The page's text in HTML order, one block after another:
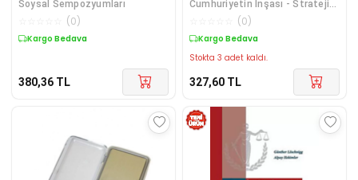
Soysal Sempozyumları
(0)
Kargo Bedava
380,36 TL
Cumhuriyetin İnşası - Stratejik
Rekabet Araştırmaları Dizisi-5
(0)
Kargo Bedava
Stokta 3 adet kaldı.
327,60 TL